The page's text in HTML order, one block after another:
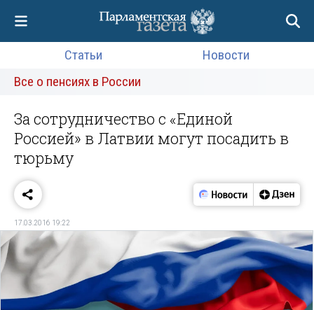
Статьи
Новости
Все о пенсиях в России
За сотрудничество с «Единой
Россией» в Латвии могут посадить в
тюрьму
17.03.2016 19:22